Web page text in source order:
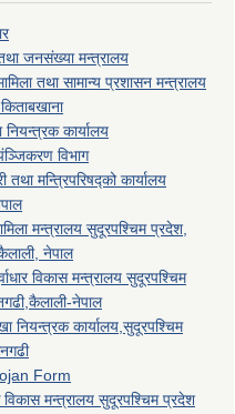
जनसंख्या मन्त्रालय
तथा सामान्य प्रशासन मन्त्रालय
नियन्त्रक कार्यालय
विभाग
तथा मन्त्रिपरिषद्को कार्यालय
मन्त्रालय सुदूरपश्चिम प्रदेश,
नेपाल
विकास मन्त्रालय सुदूरपश्चिम
नेपाल
नियन्त्रक कार्यालय,सुदूरपश्चिम
Form
विकास मन्त्रालय सुदूरपश्चिम प्रदेश